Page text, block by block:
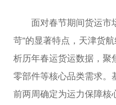
面对春节期间货运市
苛”的显著特点，天津货
析历年春运货运数据，聚
零部件等核心品类需求。
前两周确定为运力保障核